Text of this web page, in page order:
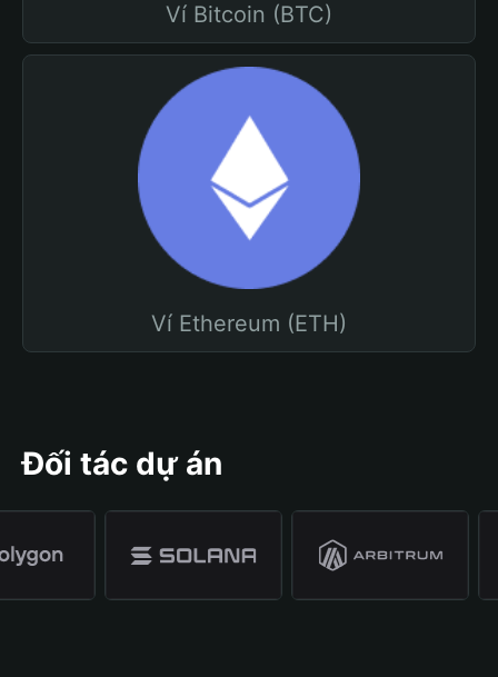
Ví Bitcoin (BTC)
Ví Ethereum (ETH)
Đối tác dự án